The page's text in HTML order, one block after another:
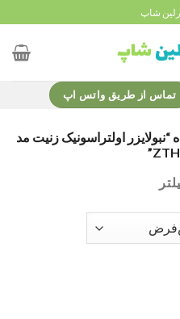
شاپ
تماس از طریق واتس اپ
اولتراسونیک زنیت مد